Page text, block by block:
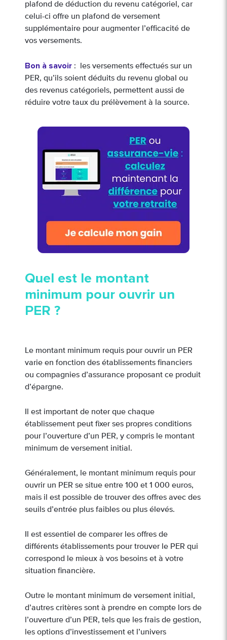
plafond de déduction du revenu catégoriel, car
celui-ci offre un plafond de versement
supplémentaire pour augmenter l’efficacité de
vos versements.
Bon à savoir : les versements effectués sur un
PER, qu’ils soient déduits du revenu global ou
des revenus catégoriels, permettent aussi de
réduire votre taux du prélèvement à la source.
Quel est le montant
minimum pour ouvrir un
PER ?
Le montant minimum requis pour ouvrir un PER
varie en fonction des établissements financiers
ou compagnies d’assurance proposant ce produit
d’épargne.
Il est important de noter que chaque
établissement peut fixer ses propres conditions
pour l’ouverture d’un PER, y compris le montant
minimum de versement initial.
Généralement, le montant minimum requis pour
ouvrir un PER se situe entre 100 et 1 000 euros,
mais il est possible de trouver des offres avec des
seuils d’entrée plus faibles ou plus élevés.
Il est essentiel de comparer les offres de
différents établissements pour trouver le PER qui
correspond le mieux à vos besoins et à votre
situation financière.
Outre le montant minimum de versement initial,
d’autres critères sont à prendre en compte lors de
l’ouverture d’un PER, tels que les frais de gestion,
les options d’investissement et l’univers